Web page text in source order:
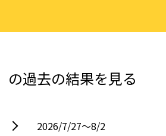
の過去の結果を見る
2026/7/27〜8/2